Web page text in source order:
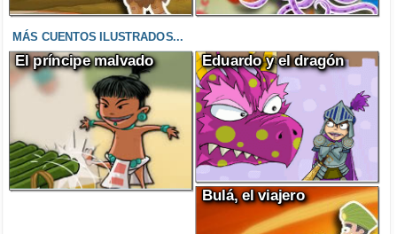
MÁS CUENTOS ILUSTRADOS...
El príncipe malvado Eduardo y el dragón
Bulá, el viajero